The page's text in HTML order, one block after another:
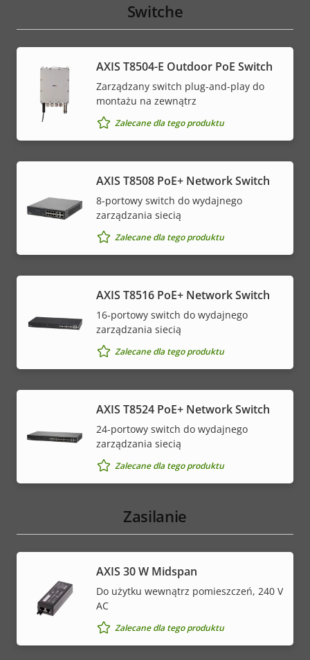
Switche
AXIS T8504-E Outdoor PoE Switch
Zarządzany switch plug-and-play do
montażu na zewnątrz
Zalecane dla tego produktu
AXIS T8508 PoE+ Network Switch
8-portowy switch do wydajnego
zarządzania siecią
Zalecane dla tego produktu
AXIS T8516 PoE+ Network Switch
16-portowy switch do wydajnego
zarządzania siecią
Zalecane dla tego produktu
AXIS T8524 PoE+ Network Switch
24-portowy switch do wydajnego
zarządzania siecią
Zalecane dla tego produktu
Zasilanie
AXIS 30 W Midspan
Do użytku wewnątrz pomieszczeń, 240 V
AC
Zalecane dla tego produktu